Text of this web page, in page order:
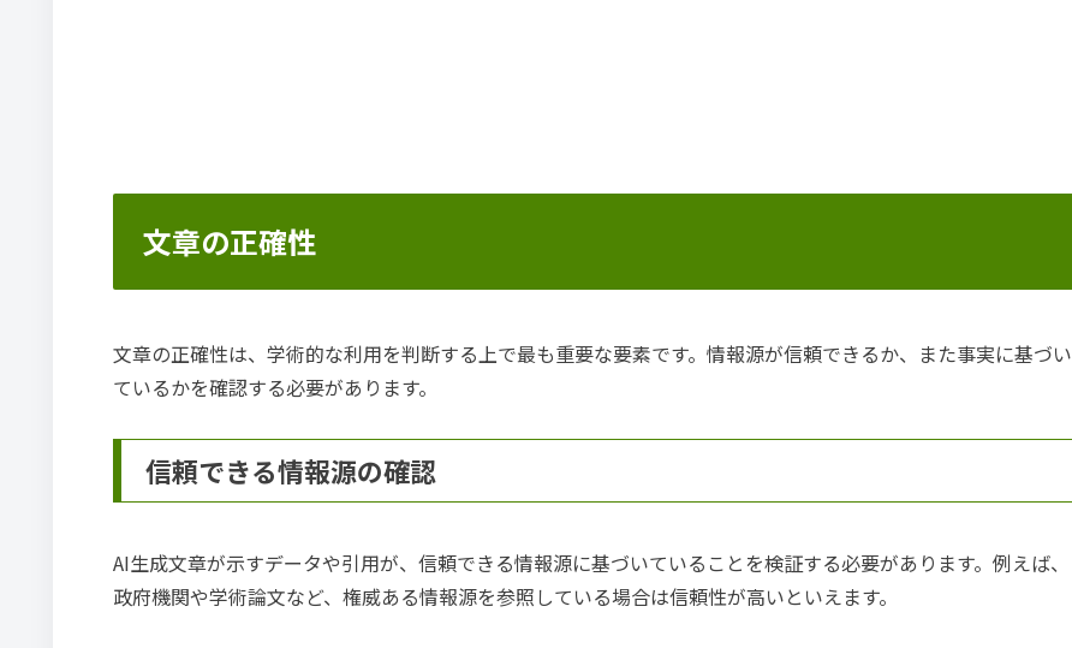
文章の正確性
文章の正確性は、学術的な利用を判断する上で最も重要な要素です。情報源が信頼できるか、また事実に基づい
ているかを確認する必要があります。
信頼できる情報源の確認
AI生成文章が示すデータや引用が、信頼できる情報源に基づいていることを検証する必要があります。例えば、
政府機関や学術論文など、権威ある情報源を参照している場合は信頼性が高いといえます。